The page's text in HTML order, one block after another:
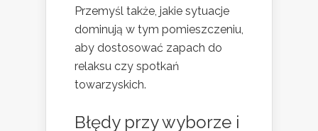
Przemyśl także, jakie sytuacje
dominują w tym pomieszczeniu,
aby dostosować zapach do
relaksu czy spotkań
towarzyskich.
Błędy przy wyborze i